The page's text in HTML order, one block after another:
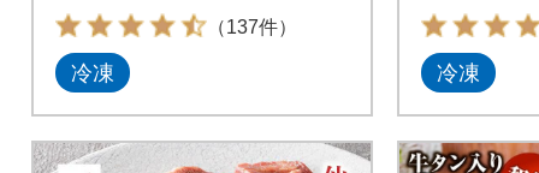
（137件）
冷凍 冷凍